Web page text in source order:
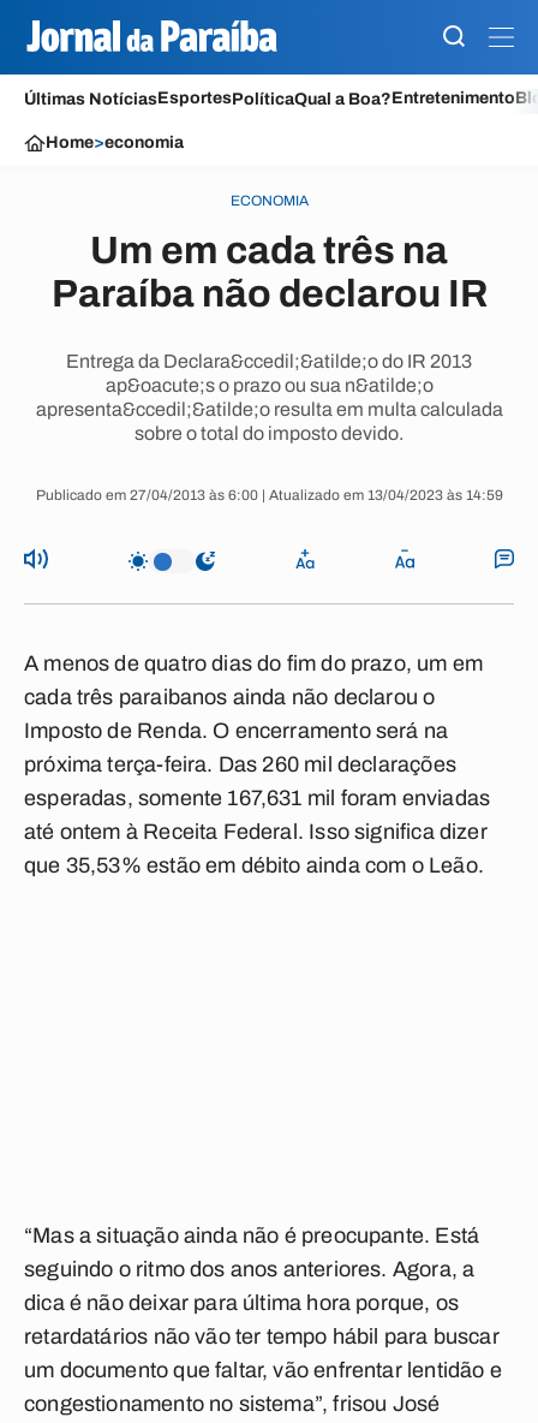
Últimas NotíciasEsportesPolíticaQual a Boa?Entretenimento
Home>economia
ECONOMIA
Um em cada três na
Paraíba não declarou IR
Entrega da Declara&ccedil;&atilde;o do IR 2013
ap&oacute;s o prazo ou sua n&atilde;o
apresenta&ccedil;&atilde;o resulta em multa calculada
sobre o total do imposto devido.
Publicado em 27/04/2013 às 6:00 | Atualizado em 13/04/2023 às 14:59
A menos de quatro dias do fim do prazo, um em
cada três paraibanos ainda não declarou o
Imposto de Renda. O encerramento será na
próxima terça-feira. Das 260 mil declarações
esperadas, somente 167,631 mil foram enviadas
até ontem à Receita Federal. Isso significa dizer
que 35,53% estão em débito ainda com o Leão.
“Mas a situação ainda não é preocupante. Está
seguindo o ritmo dos anos anteriores. Agora, a
dica é não deixar para última hora porque, os
retardatários não vão ter tempo hábil para buscar
um documento que faltar, vão enfrentar lentidão e
congestionamento no sistema”, frisou José